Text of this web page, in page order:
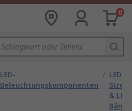
0
LED-
Beleuchtungskomponenten
/ LED-
& LED-